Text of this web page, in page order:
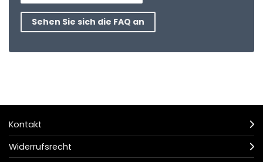
Sehen Sie sich die FAQ an
Kontakt
Widerrufsrecht